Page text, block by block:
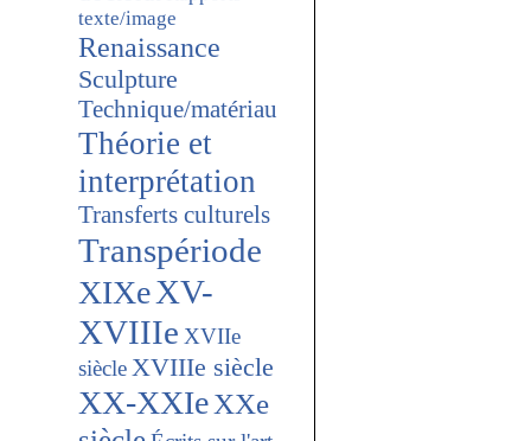
texte/image
Renaissance
Sculpture
Technique/matériau
Théorie et
interprétation
Transferts culturels
Transpériode
XIXeXV-
XVIIIe XVIIe
siècleXVIIIe siècle
XX-XXIeXXe